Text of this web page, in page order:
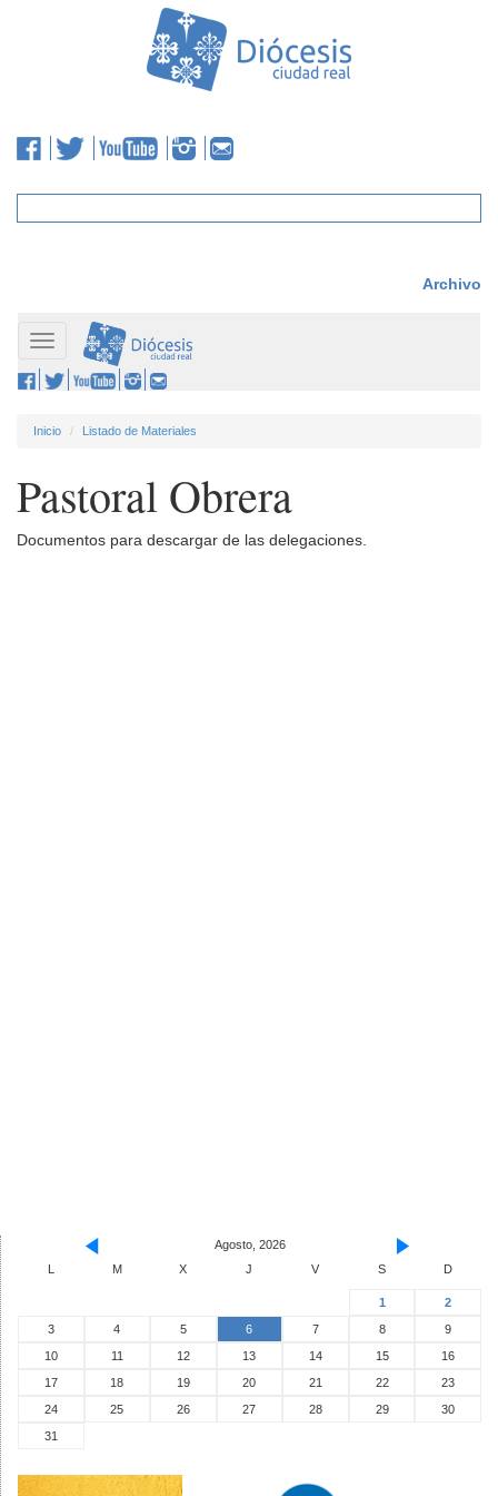
Archivo
Toggle
navigation
Inicio Listado de Materiales
Pastoral Obrera
Documentos para descargar de las delegaciones.
Agosto, 2026
L
M X J V S D
1
2
3
4 5 6 7 8
9
10
11 12 13 14 15
16
17
18 19 20 21 22
23
24
25 26 27 28 29
30
31